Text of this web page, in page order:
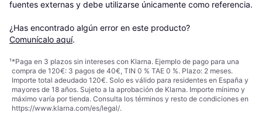
fuentes externas y debe utilizarse únicamente como referencia.
¿Has encontrado algún error en este producto?
Comunícalo aquí.
¹*Paga en 3 plazos sin intereses con Klarna. Ejemplo de pago para una
compra de 120€: 3 pagos de 40€, TIN 0 % TAE 0 %. Plazo: 2 meses.
Importe total adeudado 120€. Solo es válido para residentes en España y
mayores de 18 años. Sujeto a la aprobación de Klarna. Importe mínimo y
máximo varía por tienda. Consulta los términos y resto de condiciones en
https://www.klarna.com/es/legal/.